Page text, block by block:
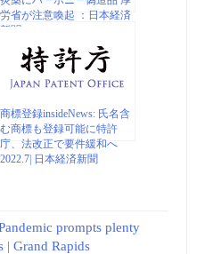
労省が注意喚起 ：日本経済
新聞
商標登録insideNews: 氏名含
む商標も登録可能に特許
庁、法改正で要件緩和へ
2022.7| 日本経済新聞
prompts plenty
| Grand Rapids